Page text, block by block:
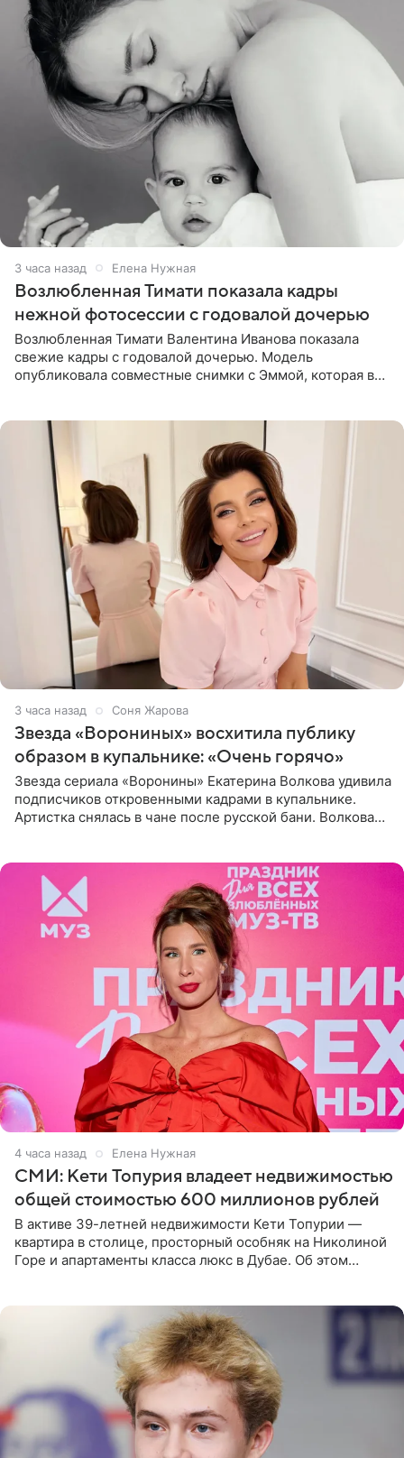
3 часа назад Елена Нужная
Возлюбленная Тимати показала кадры
нежной фотосессии с годовалой дочерью
Возлюбленная Тимати Валентина Иванова показала
свежие кадры с годовалой дочерью. Модель
опубликовала совместные снимки с Эммой, которая в
3 часа назад Соня Жарова
Звезда «Ворониных» восхитила публику
образом в купальнике: «Очень горячо»
Звезда сериала «Воронины» Екатерина Волкова удивила
подписчиков откровенными кадрами в купальнике.
Артистка снялась в чане после русской бани. Волкова
4 часа назад Елена Нужная
СМИ: Кети Топурия владеет недвижимостью
общей стоимостью 600 миллионов рублей
В активе 39-летней недвижимости Кети Топурии —
квартира в столице, просторный особняк на Николиной
Горе и апартаменты класса люкс в Дубае. Об этом